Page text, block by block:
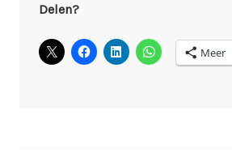
Delen?
Meer